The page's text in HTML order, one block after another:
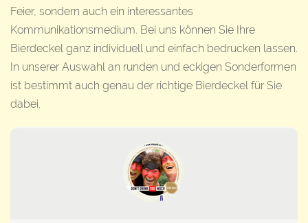
Feier, sondern auch ein interessantes
Kommunikationsmedium. Bei uns können Sie Ihre
Bierdeckel ganz individuell und einfach bedrucken lassen.
In unserer Auswahl an runden und eckigen Sonderformen
ist bestimmt auch genau der richtige Bierdeckel für Sie
dabei.